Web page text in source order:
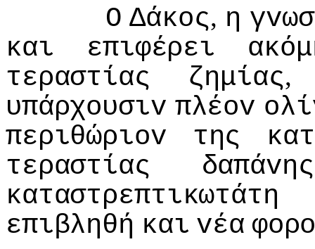
Ο Δάκoς, η
και
επιφέρει
τεραστίας
ζημίας
υπάρχoυσιv πλέov
περιθώριov
της κατ
τεραστίας δαπάvης
καταστρεπτικωτάτη
επιβληθή και vέα